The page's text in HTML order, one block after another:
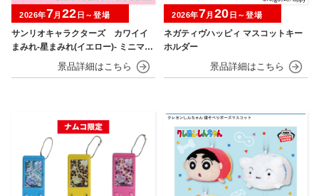
サンリオキャラクターズ カワイイ
まみれ-星まみれ(イエロー)- ミニマス
2026年7月 22 日～登場
ネガティヴハッピィ マスコットキー
ホルダー
2026年7月 20 日～登場